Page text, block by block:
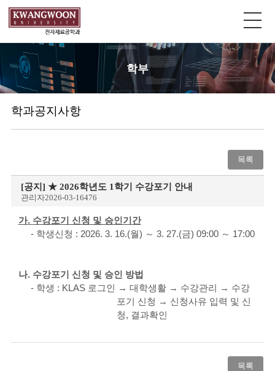
학부
학과공지사항
목록
[공지] ★ 2026학년도 1학기 수강포기 안내
관리자2026-03-16476
가. 수강포기 신청 및 승인기간
- 학생신청 : 2026. 3. 16.(월) ～ 3. 27.(금) 09:00 ～ 17:00
나. 수강포기 신청 및 승인 방법
- 학생 : KLAS 로그인 → 대학생활 → 수강관리 → 수강
포기 신청 → 신청사유 입력 및 신
청, 결과확인
목록